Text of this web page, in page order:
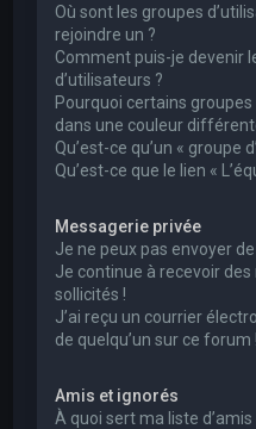
Où sont les groupes
rejoindre un ?
Comment puis-je devenir
d’utilisateurs ?
Pourquoi certains
dans une couleur
Qu’est-ce qu’un « groupe
Qu’est-ce que le lien «
Messagerie privée
Je ne peux pas envoyer
Je continue à recevoir
sollicités !
J’ai reçu un courrier
de quelqu’un sur ce forum !
Amis et ignorés
À quoi sert ma liste d’amis